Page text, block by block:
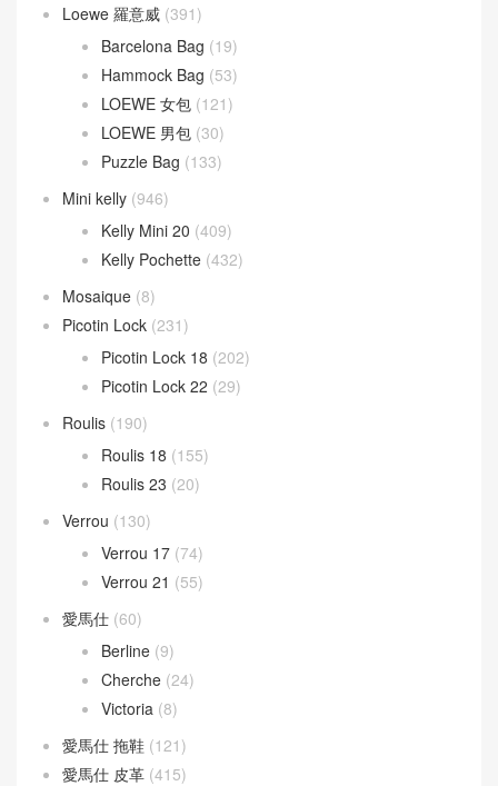
Loewe 羅意威 (391)
Barcelona Bag (19)
Hammock Bag (53)
LOEWE 女包 (121)
LOEWE 男包 (30)
Puzzle Bag (133)
Mini kelly (946)
Kelly Mini 20 (409)
Kelly Pochette (432)
Mosaique (8)
Picotin Lock (231)
Picotin Lock 18 (202)
Picotin Lock 22 (29)
Roulis (190)
Roulis 18 (155)
Roulis 23 (20)
Verrou (130)
Verrou 17 (74)
Verrou 21 (55)
愛馬仕 (60)
Berline (9)
Cherche (24)
Victoria (8)
愛馬仕 拖鞋 (121)
愛馬仕 皮革 (415)